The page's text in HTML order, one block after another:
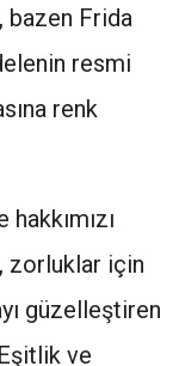
bazen Frida
resmi
renk
zorluklar için
güzelleştiren
ve